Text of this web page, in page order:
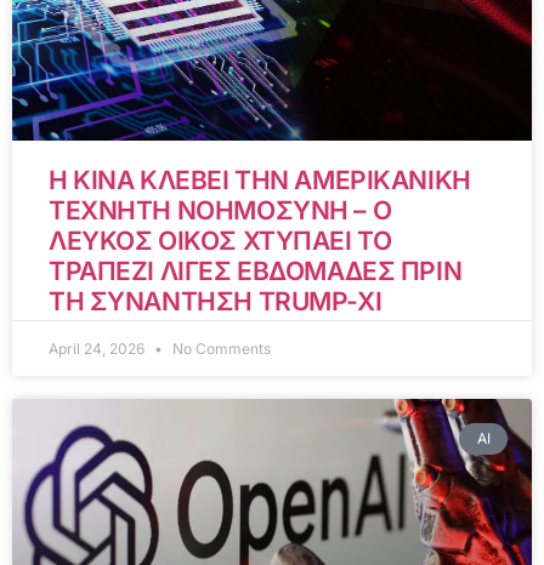
Η ΚΙΝΑ ΚΛΕΒΕΙ ΤΗΝ ΑΜΕΡΙΚΑΝΙΚΗ
ΤΕΧΝΗΤΗ ΝΟΗΜΟΣΥΝΗ – Ο
ΛΕΥΚΟΣ ΟΙΚΟΣ ΧΤΥΠΑΕΙ ΤΟ
ΤΡΑΠΕΖΙ ΛΙΓΕΣ ΕΒΔΟΜΑΔΕΣ ΠΡΙΝ
ΤΗ ΣΥΝΑΝΤΗΣΗ TRUMP-XI
April 24, 2026 No Comments
AI